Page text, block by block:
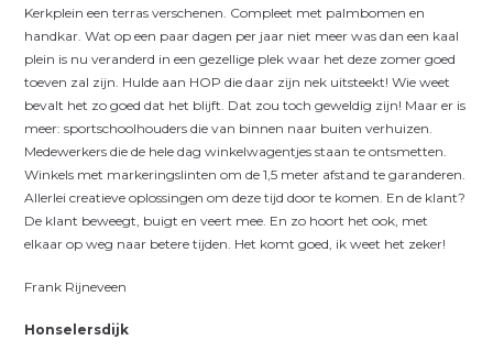
Kerkplein een terras verschenen. Compleet met palmbomen en
handkar. Wat op een paar dagen per jaar niet meer was dan een kaal
plein is nu veranderd in een gezellige plek waar het deze zomer goed
toeven zal zijn. Hulde aan HOP die daar zijn nek uitsteekt! Wie weet
bevalt het zo goed dat het blijft. Dat zou toch geweldig zijn! Maar er is
meer: sportschoolhouders die van binnen naar buiten verhuizen.
Medewerkers die de hele dag winkelwagentjes staan te ontsmetten.
Winkels met markeringslinten om de 1,5 meter afstand te garanderen.
Allerlei creatieve oplossingen om deze tijd door te komen. En de klant?
De klant beweegt, buigt en veert mee. En zo hoort het ook, met
elkaar op weg naar betere tijden. Het komt goed, ik weet het zeker!
Frank Rijneveen
Honselersdijk